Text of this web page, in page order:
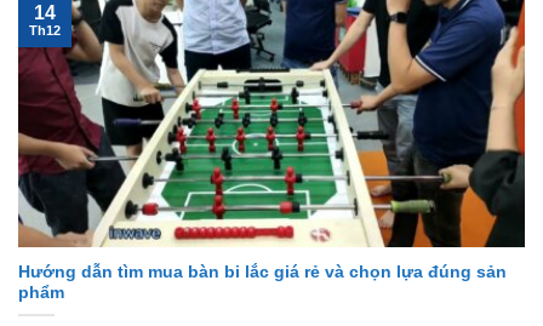
Hướng dẫn tìm mua bàn bi lắc giá rẻ và chọn lựa đúng sản
phẩm
14
Th12